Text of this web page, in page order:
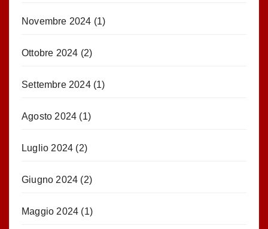
Novembre 2024 (1)
Ottobre 2024 (2)
Settembre 2024(1)
Agosto 2024 (1)
Luglio 2024 (2)
Giugno 2024 (2)
Maggio 2024 (1)